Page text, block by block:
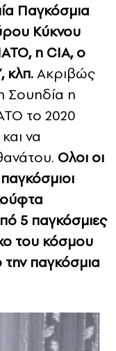
Παγκόσμια
Κύκνου
η CIA, o
κλπ.Ακριβώς
Σουηδία η
το 2020
να
Ολοι οι
5 παγκόσμιες
του κόσμου
την παγκόσμια